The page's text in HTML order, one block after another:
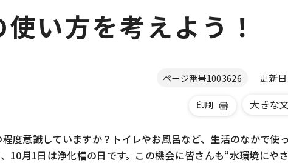
い方を考えよう！
ページ番号1003626 更新日
印刷 大きな
度意識していますか？トイレやお風呂など、生活のなかで使
10月1日は浄化槽の日です。この機会に皆さんも“水環境にや